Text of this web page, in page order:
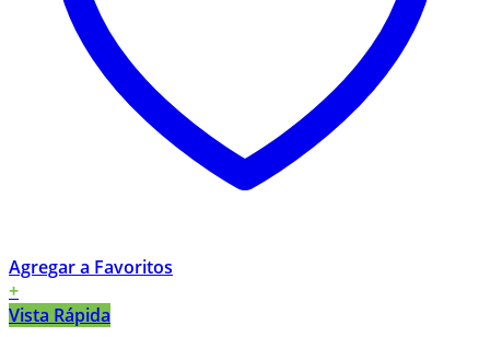
Agregar a Favoritos
+
Vista Rápida